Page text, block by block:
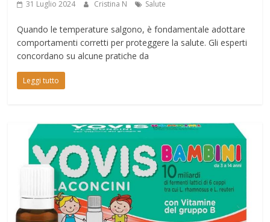
31 Luglio 2024 Cristina N Salute
Quando le temperature salgono, è fondamentale adottare
comportamenti corretti per proteggere la salute. Gli esperti
concordano su alcune pratiche da
Leggi tutto